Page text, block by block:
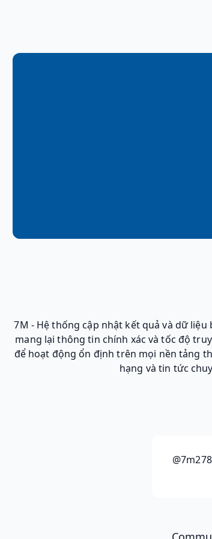
7M - Hệ thống cập nhật kết quả và dữ
mang lại thông tin chính xác và tốc độ
để hoạt động ổn định trên mọi nền tảng
hạng và tin tức